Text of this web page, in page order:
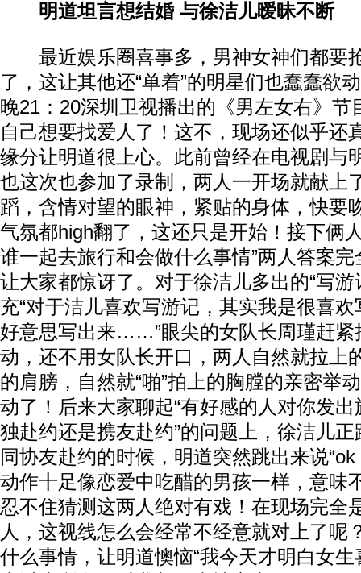
明道坦言想结婚 与徐洁儿暧昧不断
最近娱乐圈喜事多，男神女神们都要
了，这让其他还“单着”的明星们也蠢蠢欲
晚21：20深圳卫视播出的《男左女右》节
自己想要找爱人了！这不，现场还似乎还
缘分让明道很上心。此前曾经在电视剧与
也这次也参加了录制，两人一开场就献上
蹈，含情对望的眼神，紧贴的身体，快要
气氛都high翻了，这还只是开始！接下俩
谁一起去旅行和会做什么事情”两人答案
让大家都惊讶了。对于徐洁儿多出的“写游
充“对于洁儿喜欢写游记，其实我是很喜
好意思写出来……”眼尖的女队长周瑾赶紧
动，还不用女队长开口，两人自然就拉上
的肩膀，自然就“啪”拍上的胸膛的亲密举
动了！后来大家聊起“有好感的人对你发
独赴约还是携友赴约”的问题上，徐洁儿
同协友赴约的时候，明道突然跳出来说
动作十足像恋爱中吃醋的男孩一样，意味
忍不住猜测这两人绝对有戏！在现场完全
人，这视线怎么会经常不经意就对上了呢
什么事情，让明道懊恼“我今天才明白女